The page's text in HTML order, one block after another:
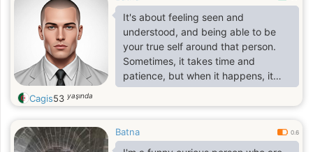
It's about feeling seen and
understood, and being able to be
your true self around that person.
Sometimes, it takes time and
patience, but when it happens, it
feels like coming home.
Cagis53 yaşında
Batna 0.6